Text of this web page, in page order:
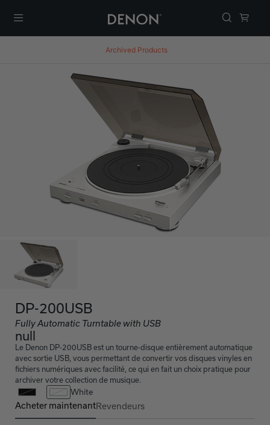
Archived Products
DP-200USB
Fully Automatic Turntable with USB
null
Le Denon DP-200USB est un tourne-disque entièrement automatique
avec sortie USB, vous permettant de convertir vos disques vinyles en
fichiers numériques avec facilité, ce qui en fait un choix pratique pour
archiver votre collection de musique.
White
Acheter maintenant
DP-200USB
Revendeurs